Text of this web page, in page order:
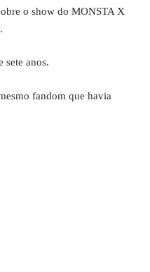
o show do MONSTA X
sete anos.
fandom que havia